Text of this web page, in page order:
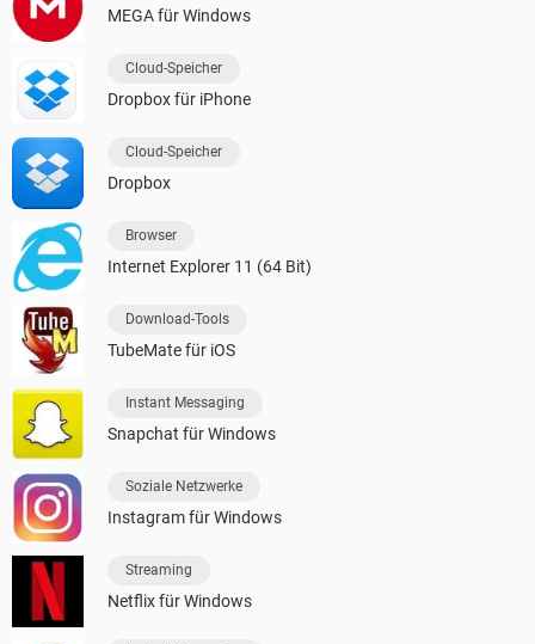
MEGA für Windows
Cloud-Speicher
Dropbox für iPhone
Cloud-Speicher
Dropbox
Browser
Internet Explorer 11 (64 Bit)
Download-Tools
TubeMate für iOS
Instant Messaging
Snapchat für Windows
Soziale Netzwerke
Instagram für Windows
Streaming
Netflix für Windows